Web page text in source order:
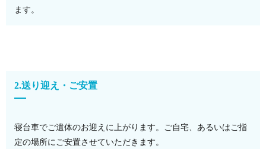
ます。
2.送り迎え・ご安置
寝台車でご遺体のお迎えに上がります。ご自宅、あるいはご指
定の場所にご安置させていただきます。